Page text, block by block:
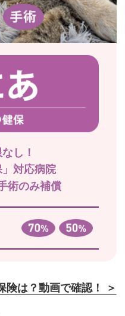
し！
」対応病院
術のみ補償
険は？動画で確認！ ＞